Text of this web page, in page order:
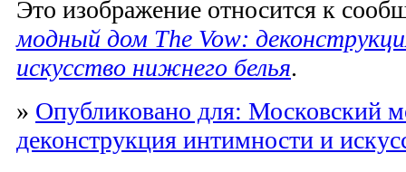
Это изображение относится к
модный дом The Vow:
искусство нижнего белья.
» Опубликовано для: Московский
деконструкция интимности и